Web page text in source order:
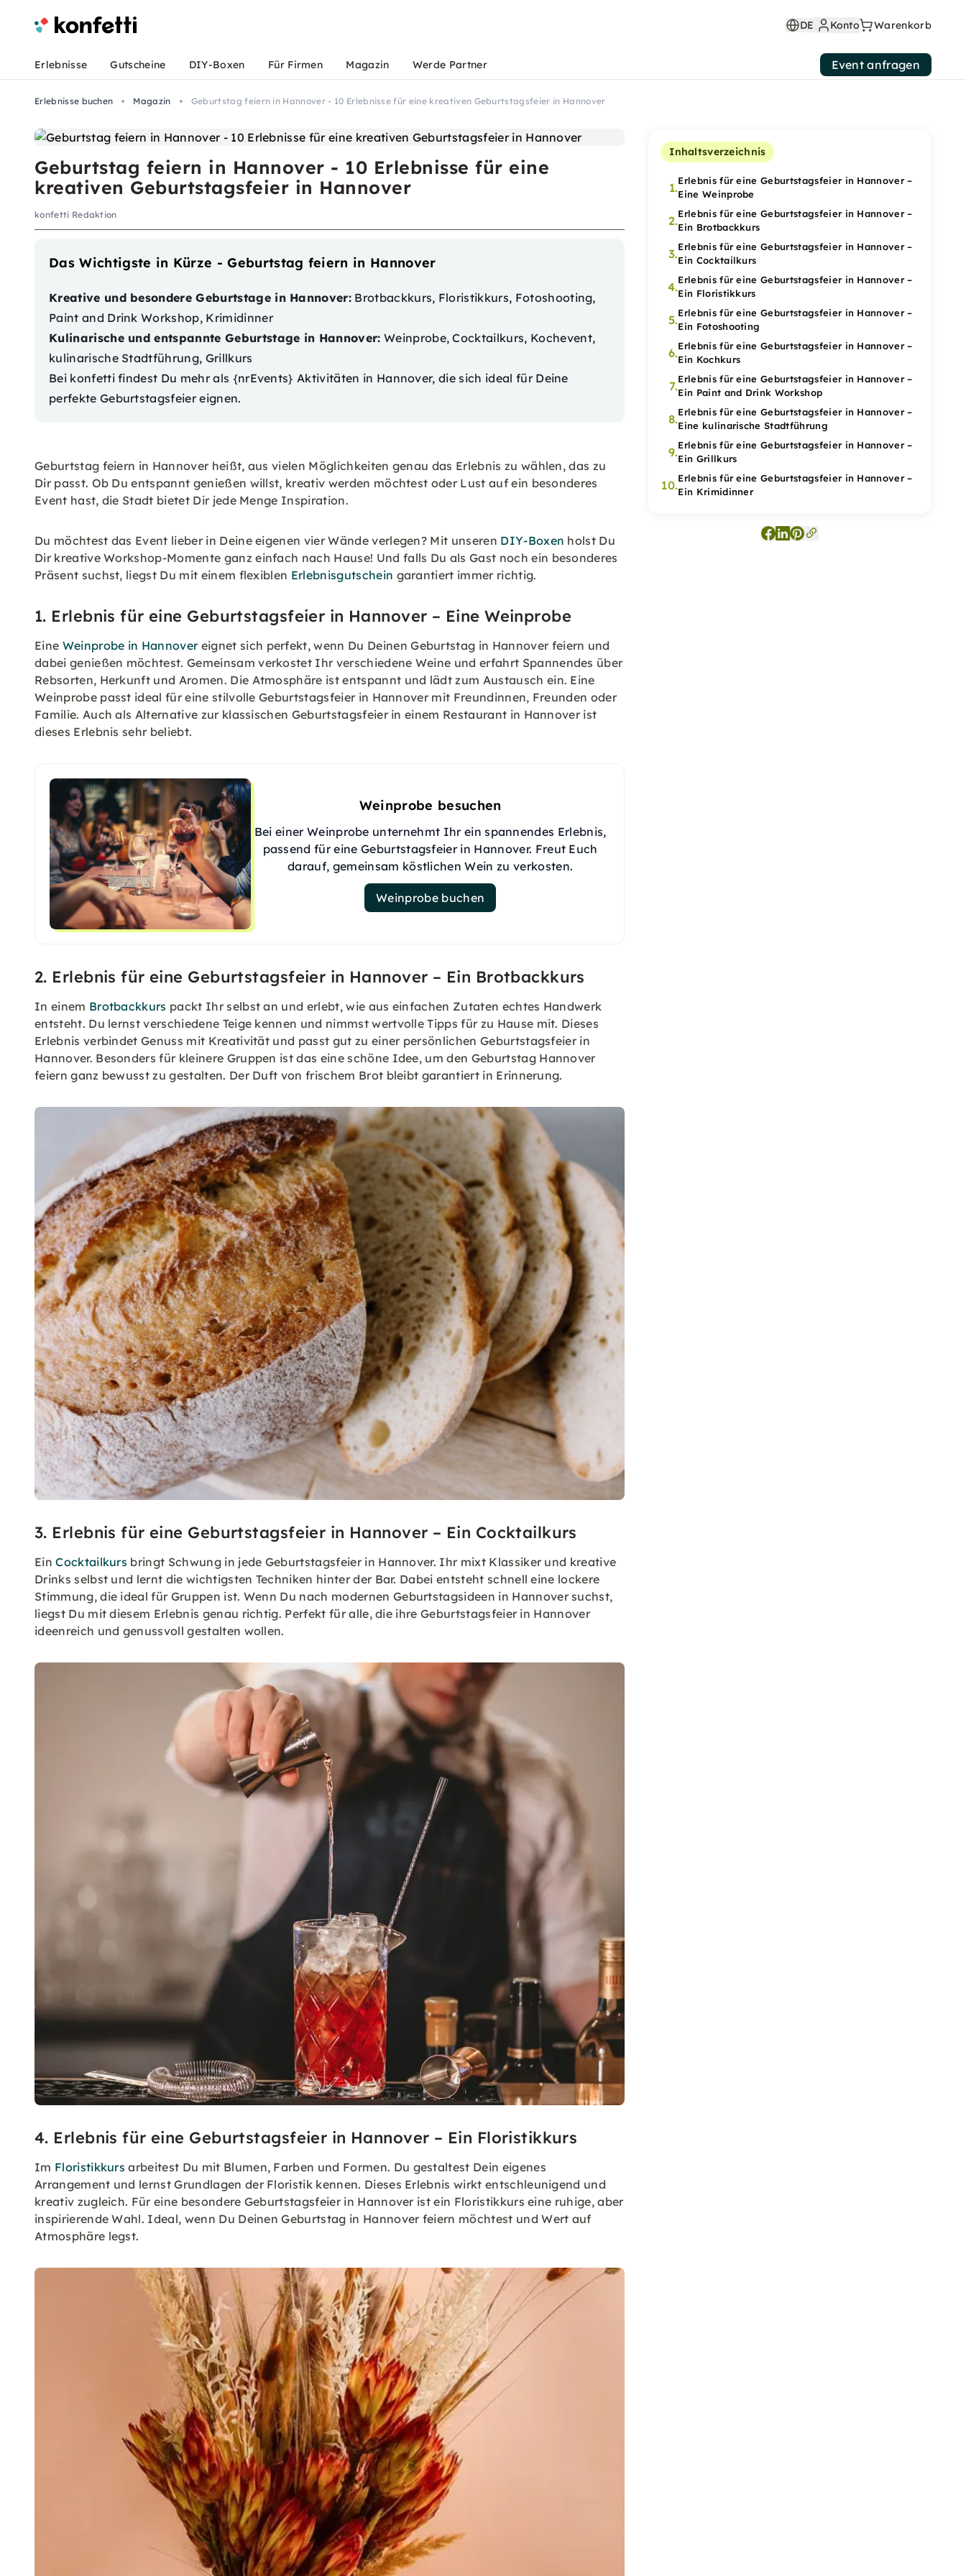
Erlebnisse buchen Magazin Geburtstag feiern in Hannover - 10 Erlebnisse für eine kreativen Geburtstagsfeier in Hannover
Geburtstag feiern in Hannover - 10 Erlebnisse für eine
kreativen Geburtstagsfeier in Hannover
konfetti Redaktion
Das Wichtigste in Kürze - Geburtstag feiern in Hannover
Kreative und besondere Geburtstage in Hannover: Brotbackkurs, Floristikkurs, Fotoshooting,
Paint and Drink Workshop, Krimidinner
Kulinarische und entspannte Geburtstage in Hannover: Weinprobe, Cocktailkurs, Kochevent,
kulinarische Stadtführung, Grillkurs
Bei konfetti findest Du mehr als {nrEvents}Aktivitäten in Hannover, die sich ideal für Deine
perfekte Geburtstagsfeier eignen.
Geburtstag feiern in Hannover heißt, aus vielen Möglichkeiten genau das Erlebnis zu wählen, das zu
Dir passt. Ob Du entspannt genießen willst, kreativ werden möchtest oder Lust auf ein besonderes
Event hast, die Stadt bietet Dir jede Menge Inspiration.
Du möchtest das Event lieber in Deine eigenen vier Wände verlegen? Mit unseren DIY-Boxen holst Du
Dir kreative Workshop-Momente ganz einfach nach Hause! Und falls Du als Gast noch ein besonderes
Präsent suchst, liegst Du mit einem flexiblen Erlebnisgutschein garantiert immer richtig.
1. Erlebnis für eine Geburtstagsfeier in Hannover – Eine Weinprobe
Eine Weinprobe in Hannovereignet sich perfekt, wenn Du Deinen Geburtstag in Hannover feiern und
dabei genießen möchtest. Gemeinsam verkostet Ihr verschiedene Weine und erfahrt Spannendes über
Rebsorten, Herkunft und Aromen. Die Atmosphäre ist entspannt und lädt zum Austausch ein. Eine
Weinprobe passt ideal für eine stilvolle Geburtstagsfeier in Hannover mit Freundinnen, Freunden oder
Familie. Auch als Alternative zur klassischen Geburtstagsfeier in einem Restaurant in Hannover ist
dieses Erlebnis sehr beliebt.
Weinprobe besuchen
Bei einer Weinprobe unternehmt Ihr ein spannendes Erlebnis,
passend für eine Geburtstagsfeier in Hannover. Freut Euch
darauf, gemeinsam köstlichen Wein zu verkosten.
Weinprobe buchen
2. Erlebnis für eine Geburtstagsfeier in Hannover – Ein Brotbackkurs
In einem Brotbackkurs packt Ihr selbst an und erlebt, wie aus einfachen Zutaten echtes Handwerk
entsteht. Du lernst verschiedene Teige kennen und nimmst wertvolle Tipps für zu Hause mit. Dieses
Erlebnis verbindet Genuss mit Kreativität und passt gut zu einer persönlichen Geburtstagsfeier in
Hannover. Besonders für kleinere Gruppen ist das eine schöne Idee, um den Geburtstag Hannover
feiern ganz bewusst zu gestalten. Der Duft von frischem Brot bleibt garantiert in Erinnerung.
3. Erlebnis für eine Geburtstagsfeier in Hannover – Ein Cocktailkurs
EinCocktailkurs bringt Schwung in jede Geburtstagsfeier in Hannover. Ihr mixt Klassiker und kreative
Drinks selbst und lernt die wichtigsten Techniken hinter der Bar. Dabei entsteht schnell eine lockere
Stimmung, die ideal für Gruppen ist. Wenn Du nach modernen Geburtstagsideen in Hannover suchst,
liegst Du mit diesem Erlebnis genau richtig. Perfekt für alle, die ihre Geburtstagsfeier in Hannover
ideenreich und genussvoll gestalten wollen.
4. Erlebnis für eine Geburtstagsfeier in Hannover – Ein Floristikkurs
Im Floristikkurs arbeitest Du mit Blumen, Farben und Formen. Du gestaltest Dein eigenes
Arrangement und lernst Grundlagen der Floristik kennen. Dieses Erlebnis wirkt entschleunigend und
kreativ zugleich. Für eine besondere Geburtstagsfeier in Hannover ist ein Floristikkurs eine ruhige, aber
inspirierende Wahl. Ideal, wenn Du Deinen Geburtstag in Hannover feiern möchtest und Wert auf
Atmosphäre legst.
Inhaltsverzeichnis
1.Erlebnis für eine Geburtstagsfeier in Hannover –
Eine Weinprobe
2.Erlebnis für eine Geburtstagsfeier in Hannover –
Ein Brotbackkurs
3.Erlebnis für eine Geburtstagsfeier in Hannover –
Ein Cocktailkurs
4.Erlebnis für eine Geburtstagsfeier in Hannover –
Ein Floristikkurs
5.Erlebnis für eine Geburtstagsfeier in Hannover –
Ein Fotoshooting
6.Erlebnis für eine Geburtstagsfeier in Hannover –
Ein Kochkurs
7.Erlebnis für eine Geburtstagsfeier in Hannover –
Ein Paint and Drink Workshop
8.Erlebnis für eine Geburtstagsfeier in Hannover –
Eine kulinarische Stadtführung
9.Erlebnis für eine Geburtstagsfeier in Hannover –
Ein Grillkurs
10.Erlebnis für eine Geburtstagsfeier in Hannover –
Ein Krimidinner
DE Konto Warenkorb
Erlebnisse Gutscheine DIY-Boxen Für Firmen Magazin Werde Partner Event anfragen